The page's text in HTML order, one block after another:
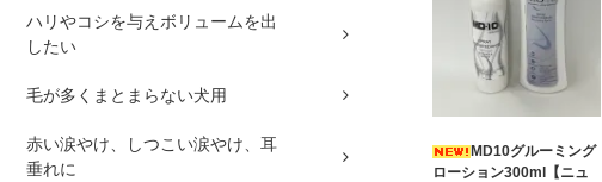
ハリやコシを与えボリュームを出
したい
毛が多くまとまらない犬用
赤い涙やけ、しつこい涙やけ、耳
垂れに
MD10グルーミング
ローション300ml【ニュ